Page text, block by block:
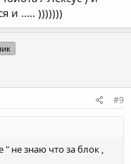
и ..... )))))))
#9
" не знаю что за блок ,